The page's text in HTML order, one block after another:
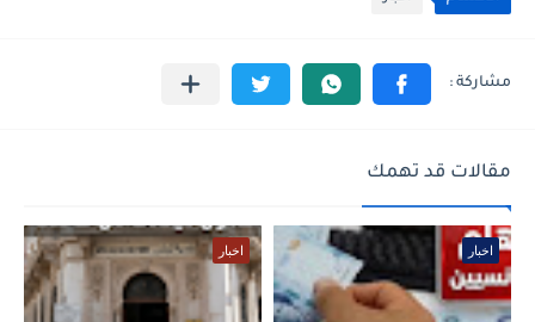
مقالات قد تهمك
اخبار اخبار